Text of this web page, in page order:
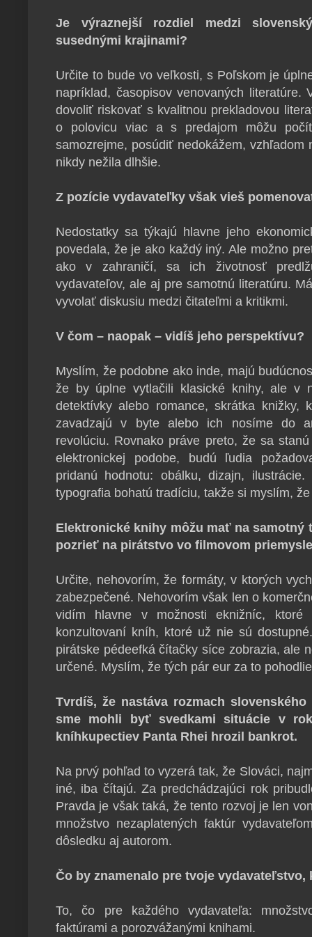
Je výraznejší rozdiel medzi
susednými krajinami?
Určite to bude vo veľkosti, s Poľskom je
napríklad, časopisov venovaných literatúre.
dovoliť riskovať s kvalitnou prekladovou
o polovicu viac a s predajom môžu
samozrejme, posúdiť nedokážem, vzhľadom
nikdy nežila dlhšie.
Z pozície vydavateľky však vieš
Nedostatky sa týkajú hlavne jeho
povedala, že je ako každý iný. Ale možno
ako v zahraničí, sa ich životnosť
vydavateľov, ale aj pre samotnú literatúru.
vyvolať diskusiu medzi čitateľmi a kritikmi.
V čom – naopak – vidíš jeho perspektívu?
Myslím, že podobne ako inde, majú
že by úplne vytlačili klasické knihy, ale v
detektívky alebo romance, skrátka knižky,
zavadzajú v byte alebo ich nosíme do
revolúciu. Rovnako práve preto, že sa
elektronickej podobe, budú ľudia
pridanú hodnotu: obálku, dizajn,
typografia bohatú tradíciu, takže si myslím,
Elektronické knihy môžu mať na samotný
pozrieť na pirátstvo vo filmovom
Určite, nehovorím, že formáty, v ktorých
zabezpečené. Nehovorím však len o
vidím hlavne v možnosti eknižníc, ktoré
konzultovaní kníh, ktoré už nie sú
pirátske pédeefká čítačky síce zobrazia, ale
určené. Myslím, že tých pár eur za to
Tvrdíš, že nastáva rozmach
sme mohli byť svedkami situácie v
kníhkupectiev Panta Rhei hrozil bankrot.
Na prvý pohľad to vyzerá tak, že Slováci,
iné, iba čítajú. Za predchádzajúci rok
Pravda je však taká, že tento rozvoj je len
množstvo nezaplatených faktúr
dôsledku aj autorom.
Čo by znamenalo pre tvoje
To, čo pre každého vydavateľa:
faktúrami a porozvážanými knihami.